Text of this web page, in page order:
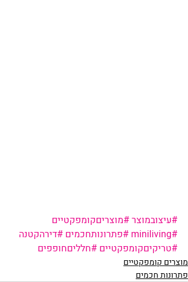
#עיצובמוצר#מוצריםקומפקטיים
#miniliving
#פתרונותחכמים #דירהקטנה
#טריקיםקומפקטיים #חלליםחופפים
מוצרים קומפקטיים
פתרונות חכמים